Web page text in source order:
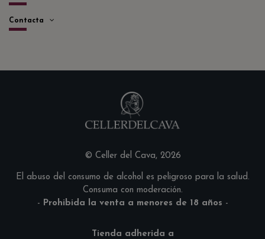
Contacta
© Celler del Cava, 2026
El abuso del consumo de alcohol es peligroso para la salud.
Consuma con moderación.
- Prohibida la venta a menores de 18 años -
Tienda adherida a